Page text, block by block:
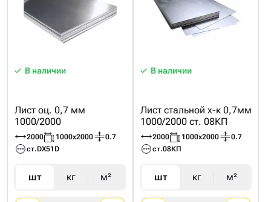
В наличии
Лист оц. 0,7 мм
1000/2000
2000 1000х2000
0.7
ст.DX51D
шт кг м²
В наличии
Лист стальной х-к 0,7мм
1000/2000 ст. 08КП
2000 1000х2000
0.7
ст.08КП
шт кг м²